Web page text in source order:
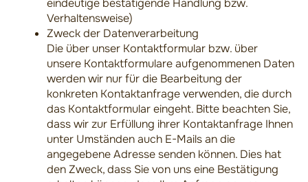
eindeutige bestätigende Handlung bzw.
Verhaltensweise)
Zweck der Datenverarbeitung
Die über unser Kontaktformular bzw. über
unsere Kontaktformulare aufgenommenen Daten
werden wir nur für die Bearbeitung der
konkreten Kontaktanfrage verwenden, die durch
das Kontaktformular eingeht. Bitte beachten Sie,
dass wir zur Erfüllung ihrer Kontaktanfrage Ihnen
unter Umständen auch E-Mails an die
angegebene Adresse senden können. Dies hat
den Zweck, dass Sie von uns eine Bestätigung